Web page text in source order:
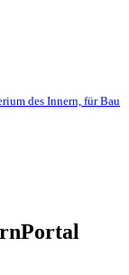
des Innern, für Bau